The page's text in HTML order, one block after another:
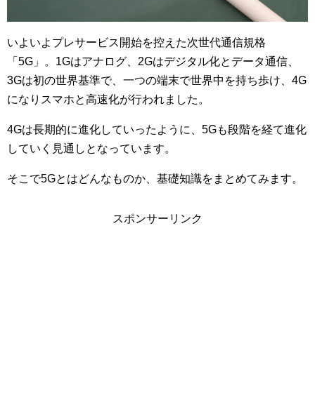
いよいよプレサービス開始を控えた次世代通信規格
「5G」。1Gはアナログ、2Gはデジタル化とデータ通信、
3Gは初の世界基準で、一つの端末で世界中を持ち歩け、4G
になりスマホと高速化が行われました。
4Gは長期的に進化していったように、5Gも段階を経て進化
していく見通しとなっています。
そこで5Gとはどんなものか、基礎知識をまとめてみます。
スポンサーリンク